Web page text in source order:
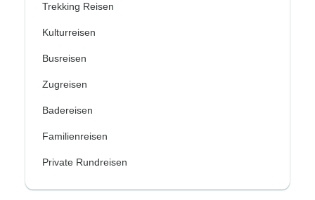
Trekking Reisen
Kulturreisen
Busreisen
Zugreisen
Badereisen
Familienreisen
Private Rundreisen